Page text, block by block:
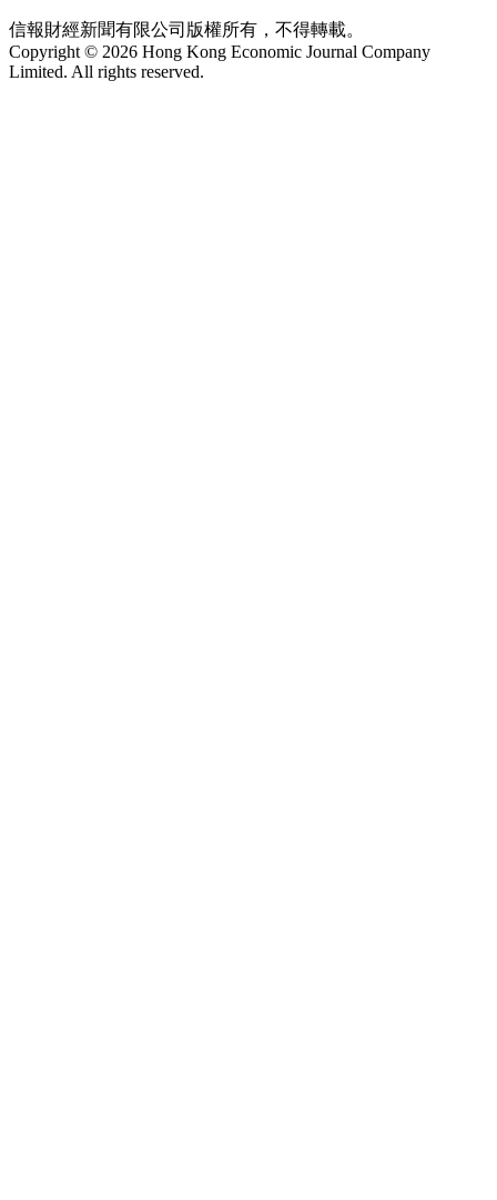
信報財經新聞有限公司版權所有，不得轉載。
Copyright © 2026 Hong Kong Economic Journal Company
Limited. All rights reserved.